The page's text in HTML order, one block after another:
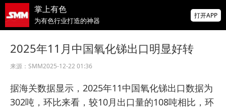
掌上有色
为有色行业打造的神器
爆冷！美国7月非农就业人数意外减少2.3万
前两月就业下修10.3万人
非农爆冷打击加息预期，美股高开，光通信
北京楼市新政：非京籍五环内社保满1年即可
购房 适度提高公积金最高贷款额度
打开APP
2025年11月中国氧化锑出口明显好转
来源： SMM2025-12-22 01:36
据海关数据显示，2025年11中国氧化锑出口数据为
302吨，环比来看，较10月出口量的108吨相比，环